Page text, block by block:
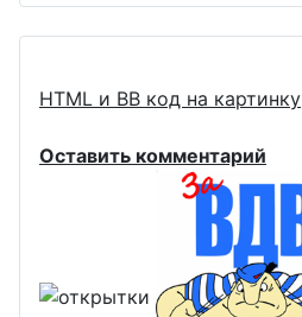
HTML и BB код на картинку
Оставить комментарий